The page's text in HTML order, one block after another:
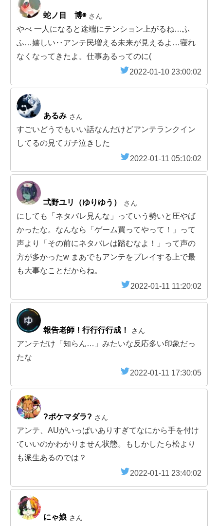
蛇ノ目 博◉ さん
やべ 一人になると途端にテンション上がるね…ふ
ふ…嬉しい‥アンテ民増える未来が見えるよ…寝れ
なくなってきたよ。仕事あるってのに(
2022-01-10 23:00:02
あるみ さん
すごいどうでもいい話なんだけどアンテランクイン
してるの見てガチ泣きした
2022-01-11 05:10:02
弌野ユリ（ゆりゆう） さん
にしても「ネタバレ見んな」っていう勢いと圧やば
かったな。なんなら「ゲーム買ってやって！」って
声より「その前にネタバレは踏むなよ！」って声の
方が多かったw まあでもアンテをプレイする上で最
も大事なことだからね。
2022-01-11 11:20:02
報告老師！行行行行成！ さん
アンテだけ「知らん…」みたいな反応多い印象だっ
たな
2022-01-11 17:30:05
?ポケマダラ? さん
アンテ、AUがいっぱいありすぎてなにから手を付け
ていいのかわかりません状態。もしかしたら松より
も派生あるのでは？
2022-01-11 23:40:02
にゃ娘 さん